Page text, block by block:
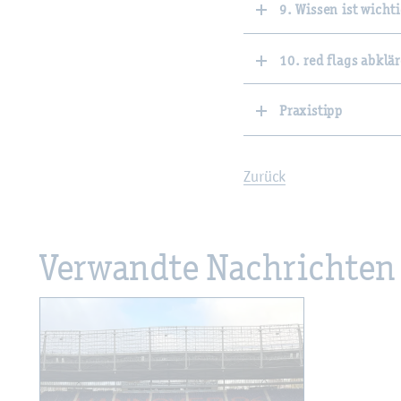
9. Wissen ist
10. red flags
Praxistipp
Zu­rück
Ver­wand­te Nach­rich­ten